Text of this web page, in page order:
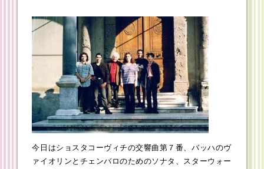
今日はショスタコーヴィチの交響曲第７番、バッハのヴ
ァイオリンとチェンバロのためのソナタ、スターウォー